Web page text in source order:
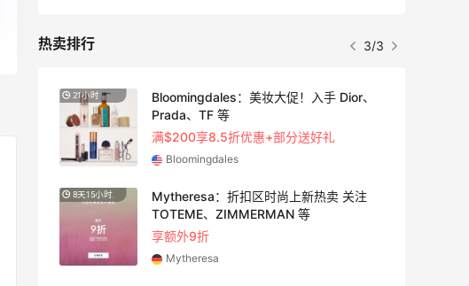
热卖排行 3/3
21小时
Bloomingdales：美妆大促！入手 Dior、
Prada、TF 等
满$200享8.5折优惠+部分送好礼
Bloomingdales
8天15小时
Mytheresa：折扣区时尚上新热卖 关注
TOTEME、ZIMMERMAN 等
享额外9折
Mytheresa